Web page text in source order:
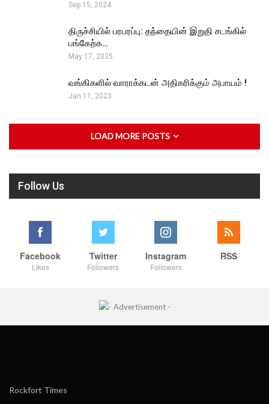
Sep 15, 2024
திருச்சியில் பரபரப்பு: தந்தையின் இறுதி சடங்கில்
பங்கேற்க…
May 17, 2025
வங்கிகளில் வாராக்கடன் அதிகரிக்கும் அபாயம் !
Jan 11, 2023
LOAD MORE POSTS
Follow Us
Facebook
Likes
Twitter
Followers
Instagram
Followers
RSS
Rockfort Times